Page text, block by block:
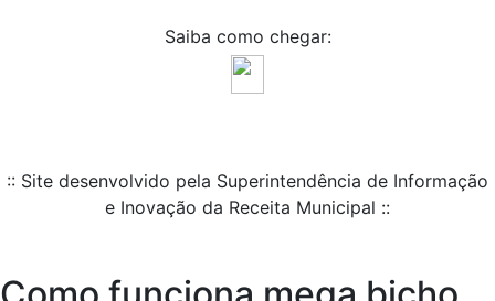
Saiba como chegar:
:: Site desenvolvido pela Superintendência de Informação
e Inovação da Receita Municipal ::